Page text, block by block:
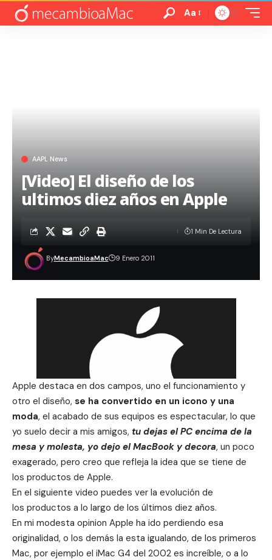
Aa
AAPL News
[Video] El diseño de los
ultimos diez años en Apple
ByMecambioaMac 9 Enero 2011
1 Min De Lectura
Apple destaca en dos campos, uno el funcionamiento y
otro el diseño, se ha convertido en un icono y una
moda, el acabado de sus equipos es espectacular, lo que
yo suelo decir a mis amigos, tu dejas el PC encima de la
mesa y molesta, yo dejo el MacBook y decora, un poco
exagerado, pero creo que refleja la idea que se tiene de
los productos de Apple.
En el siguiente video puedes ver la evolución de
los productos a lo largo de los últimos diez años.
En mi modesta opinion Apple ha ido perdiendo esa
originalidad, o los demás la esta igualando, de los primeros
Mac, por ejemplo el iMac G4 del 2002 es increíble, o a lo